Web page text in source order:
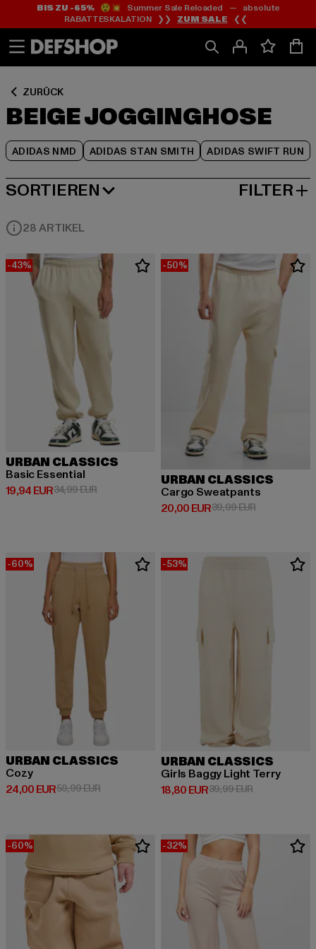
Zum
Inhalt
springen
Zum
Fußzeile
springen
BIS ZU -65%😲💥 Summer Sale Reloaded — absolute
RABATTESKALATION ❯❯ ZUM SALE ❮❮
ZURÜCK
BEIGE JOGGINGHOSE
ADIDAS NMD ADIDAS STAN SMITH ADIDAS SWIFT RUN
Zum
Produktraster
springen
SORTIEREN
BELIEBTESTE FILTER
28 ARTIKEL
-43%
URBAN CLASSICS
Basic Essential
19,94 EUR
Derzeitiger Preis: 19,94 EUR
34,99 EURAktionspreis: 34,99 EUR
-50%
URBAN CLASSICS
Cargo Sweatpants
20,00 EUR
Derzeitiger Preis: 20,00 EUR
39,99 EURAktionspreis:
-60%
URBAN CLASSICS
Cozy
24,00 EUR
Derzeitiger Preis: 24,00 EUR
59,99 EURAktionspreis: 59,99 EUR
-53%
URBAN CLASSICS
Girls Baggy Light Terry
18,80 EUR
Derzeitiger Preis: 18,80 EUR
39,99 EURAktionspreis:
-60% -32%